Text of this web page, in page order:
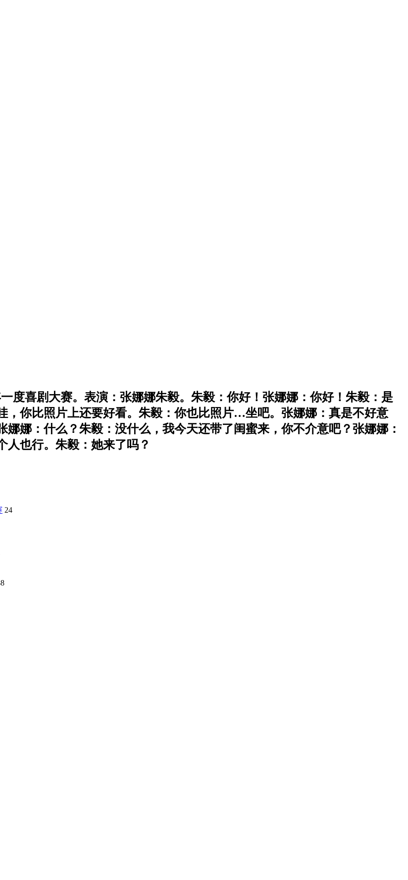
度喜剧大赛。表演：张娜娜朱毅。朱毅：你好！张娜娜：你好！朱毅：是
，你比照片上还要好看。朱毅：你也比照片…坐吧。张娜娜：真是不好意
娜：什么？朱毅：没什么，我今天还带了闺蜜来，你不介意吧？张娜娜：
人也行。朱毅：她来了吗？
24